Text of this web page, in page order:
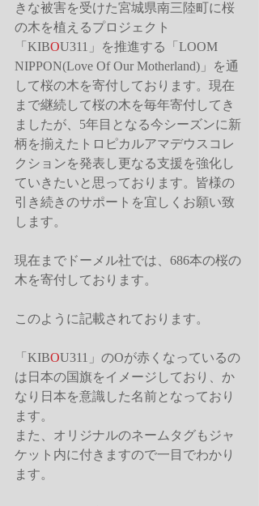
きな被害を受けた宮城県南三陸町に桜
の木を植えるプロジェクト
「KIBOU311」を推進する「LOOM
NIPPON(Love Of Our Motherland)」を通
して桜の木を寄付しております。現在
まで継続して桜の木を毎年寄付してき
ましたが、5年目となる今シーズンに新
柄を揃えたトロピカルアマデウスコレ
クションを発表し更なる支援を強化し
ていきたいと思っております。皆様の
引き続きのサポートを宜しくお願い致
します。
現在までドーメル社では、686本の桜の
木を寄付しております。
このように記載されております。
「KIBOU311」のOが赤くなっているの
は日本の国旗をイメージしており、か
なり日本を意識した名前となっており
ます。
また、オリジナルのネームタグもジャ
ケット内に付きますので一目でわかり
ます。